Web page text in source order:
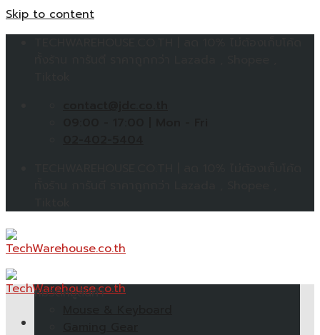
Skip to content
หมวดหมู่สินค้า